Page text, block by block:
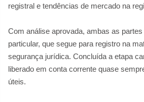
registral e tendências de mercado na
Com análise aprovada, ambas as
particular, que segue para registro na
segurança jurídica. Concluída a etapa
liberado em conta corrente quase
úteis.